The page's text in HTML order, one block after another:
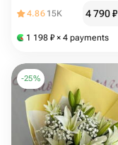
4.86 15K 4 790₽
1 198 ₽ × 4 payments
-25%